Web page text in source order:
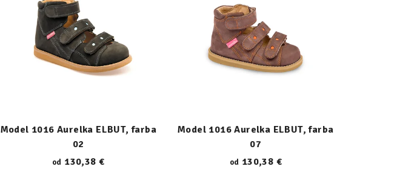
Model 1016 Aurelka ELBUT, farba
02
od 130,38 €
Model 1016 Aurelka ELBUT, farba
07
od 130,38 €